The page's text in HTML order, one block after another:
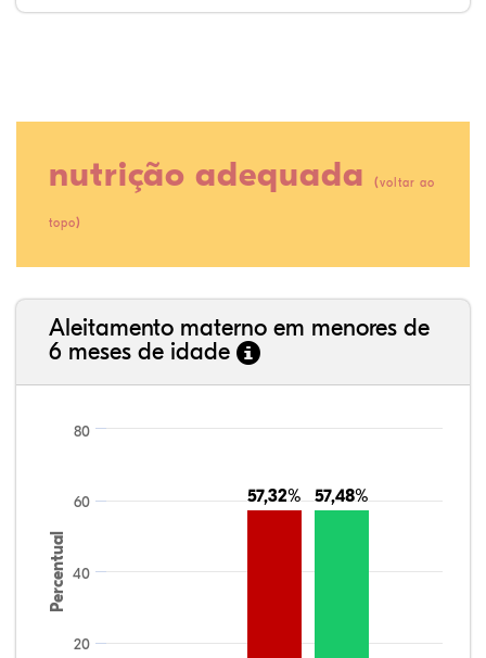
nutrição adequada (voltar ao
topo)
Aleitamento materno em menores de
6 meses de idade
Percentual
57,32%
57,32% 57,48%
57,48%
20
40
60
80
16,10%
3,90%
0,00%
65,85%
2,44%
11,71%
35,89%
3,62%
0,11%
52,11%
2,54%
5,72%